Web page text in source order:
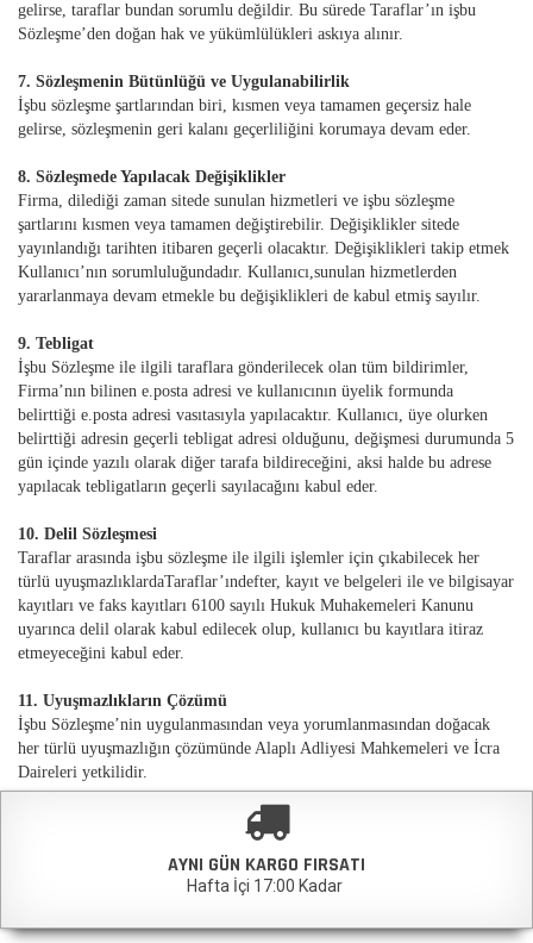
gelirse, taraflar bundan sorumlu değildir. Bu sürede Taraflar’ın işbu
Sözleşme’den doğan hak ve yükümlülükleri askıya alınır.
7. Sözleşmenin Bütünlüğü ve Uygulanabilirlik
İşbu sözleşme şartlarından biri, kısmen veya tamamen geçersiz hale
gelirse, sözleşmenin geri kalanı geçerliliğini korumaya devam eder.
8. Sözleşmede Yapılacak Değişiklikler
Firma, dilediği zaman sitede sunulan hizmetleri ve işbu sözleşme
şartlarını kısmen veya tamamen değiştirebilir. Değişiklikler sitede
yayınlandığı tarihten itibaren geçerli olacaktır. Değişiklikleri takip etmek
Kullanıcı’nın sorumluluğundadır. Kullanıcı,sunulan hizmetlerden
yararlanmaya devam etmekle bu değişiklikleri de kabul etmiş sayılır.
9. Tebligat
İşbu Sözleşme ile ilgili taraflara gönderilecek olan tüm bildirimler,
Firma’nın bilinen e.posta adresi ve kullanıcının üyelik formunda
belirttiği e.posta adresi vasıtasıyla yapılacaktır. Kullanıcı, üye olurken
belirttiği adresin geçerli tebligat adresi olduğunu, değişmesi durumunda 5
gün içinde yazılı olarak diğer tarafa bildireceğini, aksi halde bu adrese
yapılacak tebligatların geçerli sayılacağını kabul eder.
10. Delil Sözleşmesi
Taraflar arasında işbu sözleşme ile ilgili işlemler için çıkabilecek her
türlü uyuşmazlıklardaTaraflar’ındefter, kayıt ve belgeleri ile ve bilgisayar
kayıtları ve faks kayıtları 6100 sayılı Hukuk Muhakemeleri Kanunu
uyarınca delil olarak kabul edilecek olup, kullanıcı bu kayıtlara itiraz
etmeyeceğini kabul eder.
11. Uyuşmazlıkların Çözümü
İşbu Sözleşme’nin uygulanmasından veya yorumlanmasından doğacak
her türlü uyuşmazlığın çözümünde Alaplı Adliyesi Mahkemeleri ve İcra
Daireleri yetkilidir.
AYNI GÜN KARGO FIRSATI
Hafta İçi 17:00 Kadar